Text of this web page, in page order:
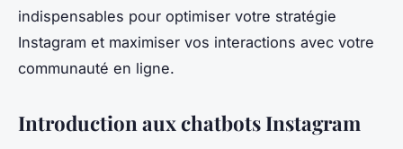
indispensables pour optimiser votre stratégie
Instagram et maximiser vos interactions avec votre
communauté en ligne.
Introduction aux chatbots Instagram